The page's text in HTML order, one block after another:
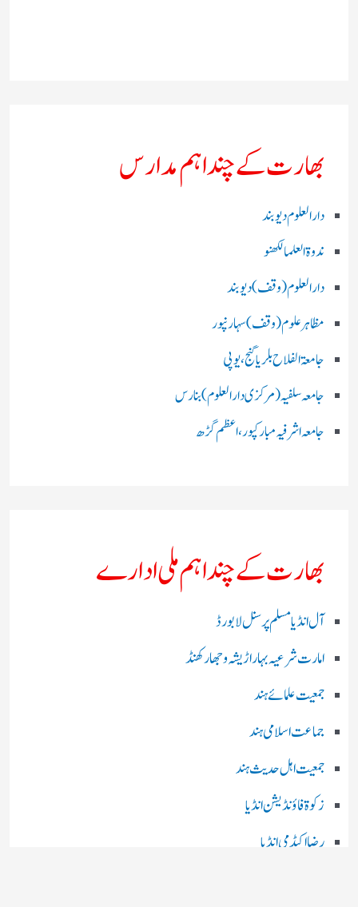
بھارت کے چند اہم مدارس
دارالعلوم دیوبند
ندوۃالعلما لکھنو
دارالعلوم (وقف)دیوبند
مظاہرعلوم (وقف)سہارنپور
جامعۃ الفلاح بلریاگنج،یوپی
جامعہ سلفیہ(مرکزی دارالعلوم )بنارس
جامعہ اشرفیہ مبارکپور،اعظم گڑھ
بھارت کے چند اہم ملی ادارے
آل انڈیا مسلم پرسنل لا بورڈ
امارت شرعیہ بہار اڑیشہ و جھارکھنڈ
جمعیت علمائے ہند
جماعت اسلامی ہند
جمعیت اہل حدیث ہند
زکوۃ فاؤنڈیشن انڈیا
رضا اکیڈمی انڈیا